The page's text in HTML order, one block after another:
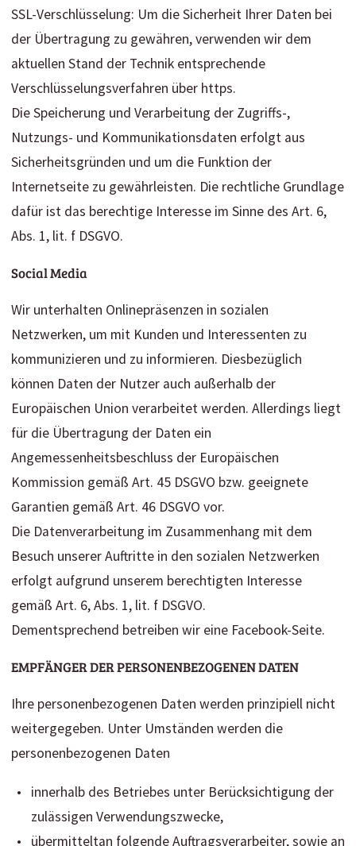
SSL-Verschlüsselung: Um die Sicherheit Ihrer Daten bei
der Übertragung zu gewähren, verwenden wir dem
aktuellen Stand der Technik entsprechende
Verschlüsselungsverfahren über https.
Die Speicherung und Verarbeitung der Zugriffs-,
Nutzungs- und Kommunikationsdaten erfolgt aus
Sicherheitsgründen und um die Funktion der
Internetseite zu gewährleisten. Die rechtliche Grundlage
dafür ist das berechtige Interesse im Sinne des Art. 6,
Abs. 1, lit. f DSGVO.
Social Media
Wir unterhalten Onlinepräsenzen in sozialen
Netzwerken, um mit Kunden und Interessenten zu
kommunizieren und zu informieren. Diesbezüglich
können Daten der Nutzer auch außerhalb der
Europäischen Union verarbeitet werden. Allerdings liegt
für die Übertragung der Daten ein
Angemessenheitsbeschluss der Europäischen
Kommission gemäß Art. 45 DSGVO bzw. geeignete
Garantien gemäß Art. 46 DSGVO vor.
Die Datenverarbeitung im Zusammenhang mit dem
Besuch unserer Auftritte in den sozialen Netzwerken
erfolgt aufgrund unserem berechtigten Interesse
gemäß Art. 6, Abs. 1, lit. f DSGVO.
Dementsprechend betreiben wir eine Facebook-Seite.
EMPFÄNGER DER PERSONENBEZOGENEN DATEN
Ihre personenbezogenen Daten werden prinzipiell nicht
weitergegeben. Unter Umständen werden die
personenbezogenen Daten
innerhalb des Betriebes unter Berücksichtigung der
zulässigen Verwendungszwecke,
übermitteltan folgende Auftragsverarbeiter, sowie an